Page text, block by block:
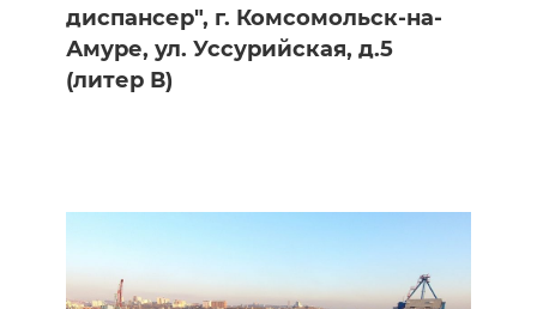
диспансер", г. Комсомольск-на-
Амуре, ул. Уссурийская, д.5
(литер В)